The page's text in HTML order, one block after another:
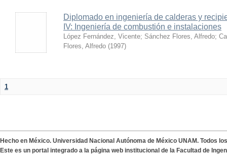
Diplomado en ingeniería de calderas y
IV: Ingeniería de combustión e instalaciones
López Fernández, Vicente; Sánchez Flores, Alfredo;
Flores, Alfredo (1997)
1
Hecho en México. Universidad Nacional Autónoma de México UNAM. Todos
Este es un portal integrado a la página web institucional de la Facultad de